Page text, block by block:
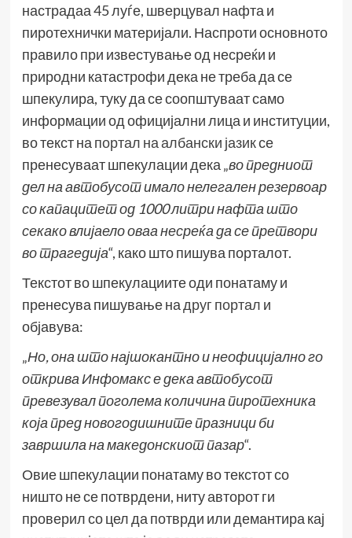
настрадаа 45 луѓе, шверцувал нафта и
пиротехнички материјали. Наспроти основното
правило при известување од несреќи и
природни катастрофи дека не треба да се
шпекулира, туку да се соопштуваат само
информации од официјални лица и институции,
во текст на портал на албански јазиксе
пренесуваат шпекулации дека „во предниот
дел на автобусот имало нелегален резервоар
со капацитет од 1000 литри нафта што
секако влијаело оваа несреќа да се претвори
во трагедија“, како што пишува порталот.
Текстот во шпекулациите оди понатаму и
пренесува пишување надруг портал и
објавува:
„Но, она што најшокантно и неофицијално го
открива Инфомакс е дека автобусот
превезувал поголема количина пиротехника
која пред новогодишните празници би
завршила на македонскиот пазар“.
Овие шпекулации понатаму во текстот со
ништо не се потврдени, ниту авторот ги
проверил со цел да потврди или демантира кај